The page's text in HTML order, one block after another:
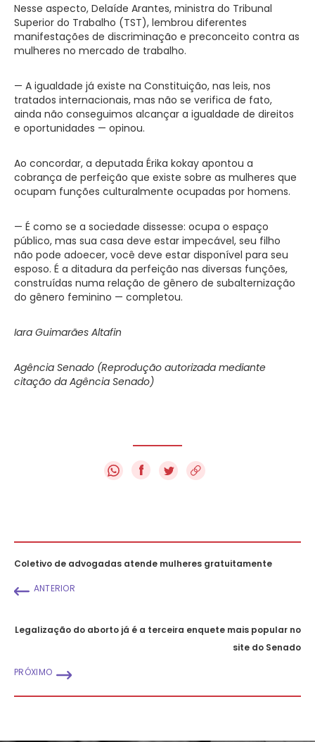
Nesse aspecto, Delaíde Arantes, ministra do Tribunal
Superior do Trabalho (TST), lembrou diferentes
manifestações de discriminação e preconceito contra as
mulheres no mercado de trabalho.
— A igualdade já existe na Constituição, nas leis, nos
tratados internacionais, mas não se verifica de fato,
ainda não conseguimos alcançar a igualdade de direitos
e oportunidades — opinou.
Ao concordar, a deputada Érika kokay apontou a
cobrança de perfeição que existe sobre as mulheres que
ocupam funções culturalmente ocupadas por homens.
— É como se a sociedade dissesse: ocupa o espaço
público, mas sua casa deve estar impecável, seu filho
não pode adoecer, você deve estar disponível para seu
esposo. É a ditadura da perfeição nas diversas funções,
construídas numa relação de gênero de subalternização
do gênero feminino — completou.
Iara Guimarães Altafin
Agência Senado (Reprodução autorizada mediante
citação da Agência Senado)
f
Coletivo de advogadas atende mulheres gratuitamente
ANTERIOR
Legalização do aborto já é a terceira enquete mais popular no
site do Senado
PRÓXIMO